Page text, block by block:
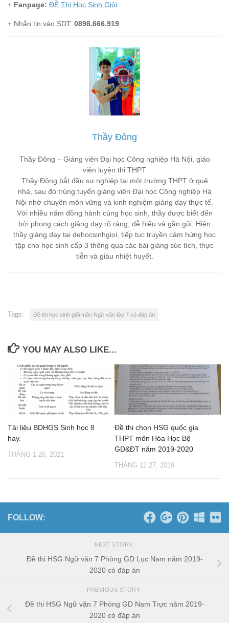
+ Fanpage: ĐỀ Thi Học Sinh Giỏi
+ Nhắn tin vào SDT: 0898.666.919
Thầy Đông
Thầy Đông – Giảng viên Đại học Công nghiệp Hà Nội, giáo
viên luyện thi THPT
Thầy Đông bắt đầu sự nghiệp tại một trường THPT ở quê
nhà, sau đó trúng tuyển giảng viên Đại học Công nghiệp Hà
Nội nhờ chuyên môn vững và kinh nghiệm giảng dạy thực tế.
Với nhiều năm đồng hành cùng học sinh, thầy được biết đến
bởi phong cách giảng dạy rõ ràng, dễ hiểu và gần gũi. Hiện
thầy giảng dạy tại dehocsinhgioi, tiếp tục truyền cảm hứng học
tập cho học sinh cấp 3 thông qua các bài giảng súc tích, thực
tiễn và giàu nhiệt huyết.
Tags: Đề thi học sinh giỏi môn Ngữ văn lớp 7 có đáp án
YOU MAY ALSO LIKE...
Tài liệu BDHGS Sinh học 8
hay.
THÁNG 1 26, 2021
Đề thi chọn HSG quốc gia
THPT môn Hóa Học Bộ
GD&ĐT năm 2019-2020
THÁNG 12 27, 2019
FOLLOW:
NEXT STORY
Đề thi HSG Ngữ văn 7 Phòng GD Lục Nam năm 2019-
2020 có đáp án
PREVIOUS STORY
Đề thi HSG Ngữ văn 7 Phòng GD Nam Trực năm 2019-
2020 có đáp án